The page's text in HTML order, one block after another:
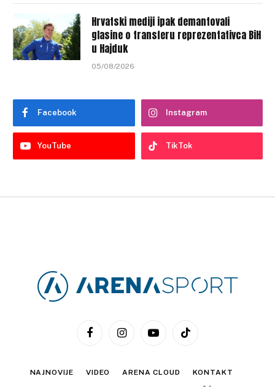
Hrvatski mediji ipak demantovali
glasine o transferu reprezentativca BiH
u Hajduk
05/08/2026
Facebook Instagram
YouTube TikTok
FacebookInstagramYouTubeTikTok
NAJNOVIJE VIDEO ARENA CLOUD KONTAKT